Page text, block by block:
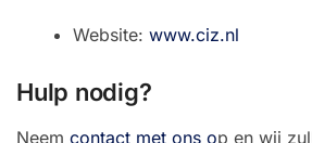
Website: www.ciz.nl
Hulp nodig?
Neem contact met ons op en wij